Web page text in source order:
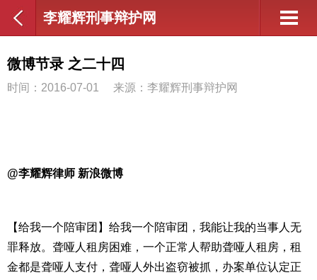
李耀辉刑事辩护网
微博节录 之二十四
时间：2016-07-01 来源：李耀辉刑事辩护网
@李耀辉律师 新浪微博
【给我一个陪审团】给我一个陪审团，我能让我的当事人无
罪释放。聋哑人租房困难，一个正常人帮助聋哑人租房，租
金都是聋哑人支付，聋哑人外出盗窃被抓，办案单位认定正